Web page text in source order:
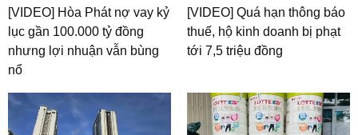
[VIDEO] Hòa Phát nợ vay kỷ
lục gần 100.000 tỷ đồng
nhưng lợi nhuận vẫn bùng
nổ
[VIDEO] Quá hạn thông báo
thuế, hộ kinh doanh bị phạt
tới 7,5 triệu đồng